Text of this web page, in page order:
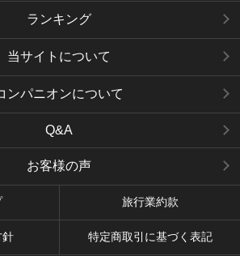
ランキング
当サイトについて
ンパニオンについて
Q&A
お客様の声
旅行業約款
針 特定商取引に基づく表記